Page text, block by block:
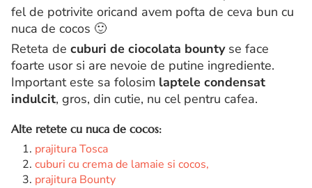
fel de potrivite oricand avem pofta de ceva bun cu
nuca de cocos 🙂
Reteta de cuburi de ciocolata bountyse face
foarte usor si are nevoie de putine ingrediente.
Important este sa folosim laptele condensat
indulcit, gros, din cutie, nu cel pentru cafea.
Alte retete cu nuca de cocos:
prajitura Tosca
cuburi cu crema de lamaie si cocos,
prajitura Bounty